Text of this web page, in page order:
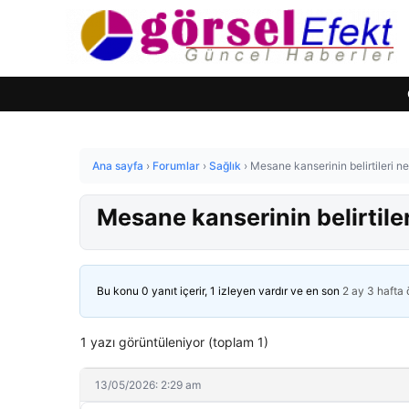
Ana sayfa › Forumlar › Sağlık › Mesane kanserinin belirtileri
Mesane kanserinin
Bu konu 0 yanıt içerir, 1 izleyen vardır ve en son 2 ay 3 hafta
1 yazı görüntüleniyor (toplam 1)
13/05/2026: 2:29 am